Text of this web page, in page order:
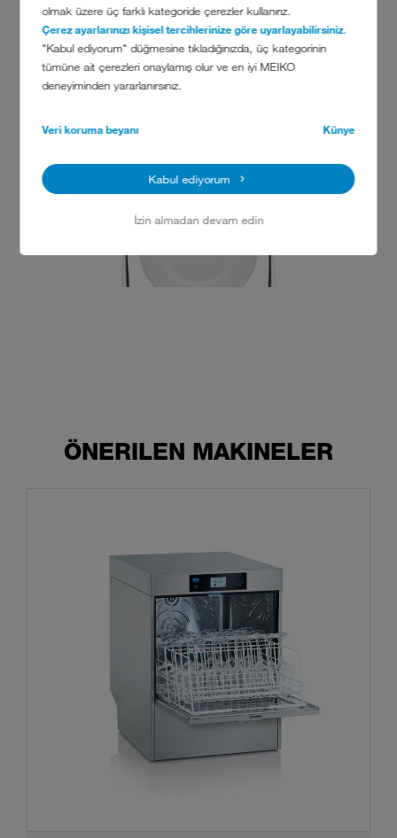
olmak üzere üç farklı kategoride çerezler kullanırız.
Çerez ayarlarınızı kişisel tercihlerinize göre uyarlayabilirsiniz.
"Kabul ediyorum" düğmesine tıkladığınızda, üç kategorinin
tümüne ait çerezleri onaylamış olur ve en iyi MEIKO
deneyiminden yararlanırsınız.
Veri koruma beyanı Künye
Kabul ediyorum
İzin almadan devam edin
İLETIŞIM
Hilton Amsterdam Airport Schiphol
Schiphol Boulevard 701
ÖNERILEN MAKINELER